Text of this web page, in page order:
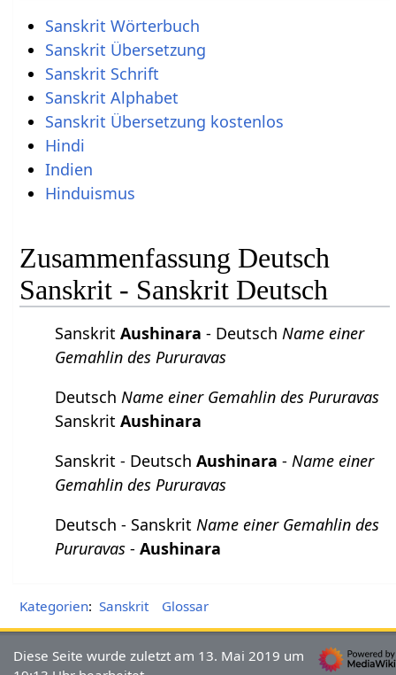
Sanskrit Wörterbuch
Sanskrit Übersetzung
Sanskrit Schrift
Sanskrit Alphabet
Sanskrit Übersetzung kostenlos
Hindi
Indien
Hinduismus
Zusammenfassung Deutsch
Sanskrit - Sanskrit Deutsch
SanskritAushinara - DeutschName einer
Gemahlin des Pururavas
DeutschName einer Gemahlin des Pururavas
SanskritAushinara
Sanskrit - DeutschAushinara -Name einer
Gemahlin des Pururavas
Deutsch - SanskritName einer Gemahlin des
Pururavas -Aushinara
Kategorien: Sanskrit Glossar
Diese Seite wurde zuletzt am 13. Mai 2019 um